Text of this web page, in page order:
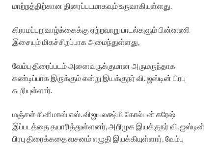
மாற்றத்திற்கான திரைப்படமாகவும் உருவாகியுள்ளது.
கிராமப்புற வாழ்க்கைக்கு ஏற்றவாறு பாடல்களும் பின்னணி
இசையும் மிகச்சிறப்பாக அமைந்துள்ளது,
வேம்பு திரைப்படம் அனைவருக்குமான அருமருந்தாக
கண்டிப்பாக இருக்கும் என்று இயக்குநர் வி. ஜஸ்டின் பிரபு
கூறியுள்ளார்.
மஞ்சள் சினிமாஸ் எஸ். விஜயலக்ஷ்மி கோல்டன் சுரேஷ்
இப்படத்தை தயாரித்துள்ளனர், அறிமுக இயக்குநர் வி. ஜஸ்டின்
பிரபு திரைக்கதை வசனம் எழுதி இயக்கியுள்ளார், வேம்பு